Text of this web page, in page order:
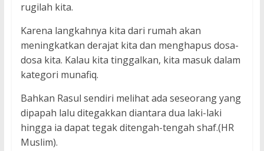
rugilah kita.
Karena langkahnya kita dari rumah akan
meningkatkan derajat kita dan menghapus dosa-
dosa kita. Kalau kita tinggalkan, kita masuk dalam
kategori munafiq.
Bahkan Rasul sendiri melihat ada seseorang yang
dipapah lalu ditegakkan diantara dua laki-laki
hingga ia dapat tegak ditengah-tengah shaf.(HR
Muslim).